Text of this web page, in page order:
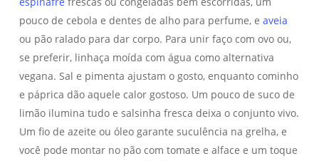
pouco de cebola e dentes de alho para perfume, e aveia
ou pão ralado para dar corpo. Para unir faço com ovo ou,
se preferir, linhaça moída com água como alternativa
vegana. Sal e pimenta ajustam o gosto, enquanto cominho
e páprica dão aquele calor gostoso. Um pouco de suco de
limão ilumina tudo e salsinha fresca deixa o conjunto vivo.
Um fio de azeite ou óleo garante suculência na grelha, e
você pode montar no pão com tomate e alface e um toque